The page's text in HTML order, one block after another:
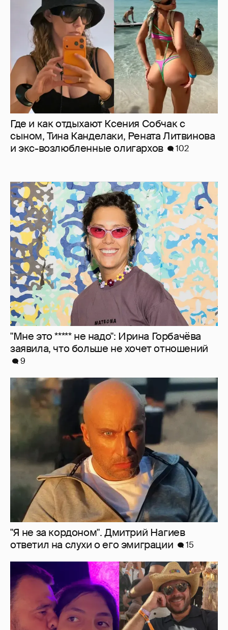
Где и как отдыхают Ксения Собчак с
сыном, Тина Канделаки, Рената Литвинова
и экс-возлюбленные олигархов
102
"Мне это ***** не надо": Ирина Горбачёва
заявила, что больше не хочет отношений
9
"Я не за кордоном". Дмитрий Нагиев
ответил на слухи о его эмиграции
15